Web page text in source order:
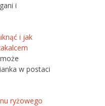
i
i jak
w postaci
ryżowego